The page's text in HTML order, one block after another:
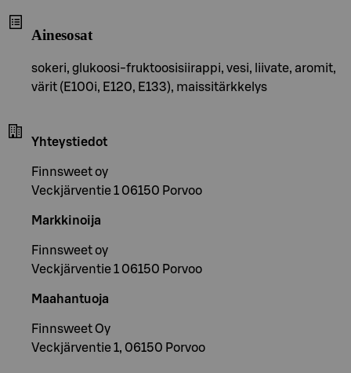
Ainesosat
sokeri, glukoosi-fruktoosisiirappi, vesi, liivate, aromit,
värit (E100i, E120, E133), maissitärkkelys
Yhteystiedot
Finnsweet oy
Veckjärventie 1 06150 Porvoo
Markkinoija
Finnsweet oy
Veckjärventie 1 06150 Porvoo
Maahantuoja
Finnsweet Oy
Veckjärventie 1, 06150 Porvoo